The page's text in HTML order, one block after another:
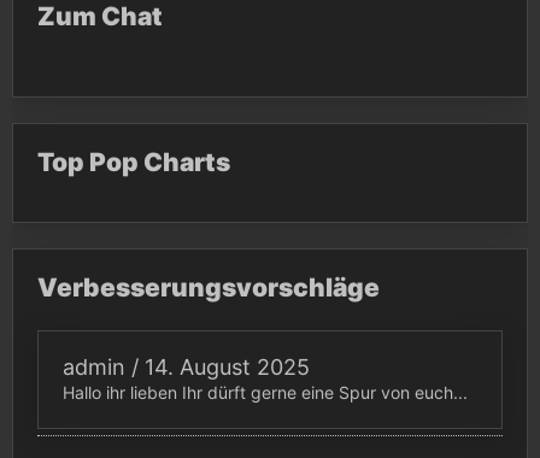
Zum Chat
Top Pop Charts
Verbesserungsvorschläge
admin / 14. August 2025
Hallo ihr lieben Ihr dürft gerne eine Spur von euch...